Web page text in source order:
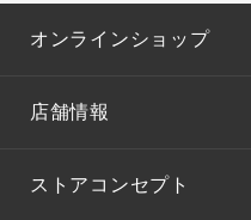
オンラインショップ
店舗情報
ストアコンセプト